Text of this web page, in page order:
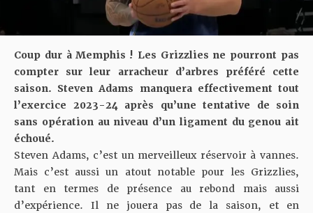
Coup dur à Memphis ! Les Grizzlies ne pourront pas
compter sur leur arracheur d’arbres préféré cette
saison. Steven Adams manquera effectivement tout
l’exercice 2023-24 après qu’une tentative de soin
sans opération au niveau d’un ligament du genou ait
échoué.
Steven Adams, c’est un merveilleux réservoir à vannes.
Mais c’est aussi un atout notable pour les Grizzlies,
tant en termes de présence au rebond mais aussi
d’expérience. Il ne jouera pas de la saison, et en